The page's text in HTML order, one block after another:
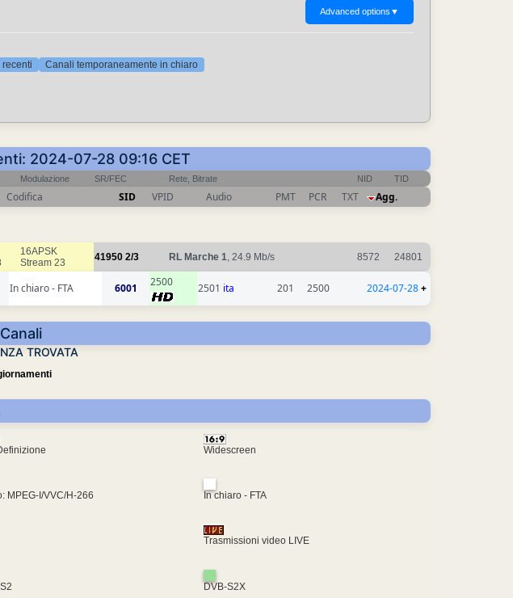
Advanced options ▼
recenti Canali temporaneamente in chiaro
2024-07-28 09:16 CET
Modulazione SR/FEC Rete, Bitrate NID TID
Codifica SID VPID Audio PMT PCR TXT Agg.
16APSK
Stream 23
41950 2/3 RL Marche 1, 24.9 Mb/s 8572 24801
In chiaro - FTA 6001 2500 2501 ita 201 2500 2024-07-28+
TROVATA
Widescreen
MPEG-I/VVC/H-266 In chiaro - FTA
Trasmissioni video LIVE
DVB-S2X